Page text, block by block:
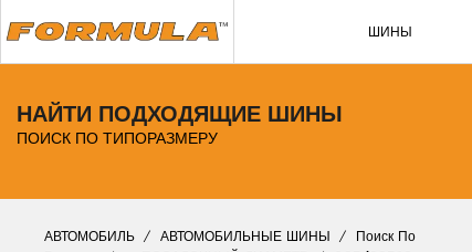
ШИНЫ
ЗИМНИЕ ШИНЫ
НАЙТИ ПОДХОДЯЩИЕ ШИНЫ
ПОИСК ПО ТИПОРАЗМЕРУ
АВТОМОБИЛЬ / АВТОМОБИЛЬНЫЕ ШИНЫ /
Поиск По